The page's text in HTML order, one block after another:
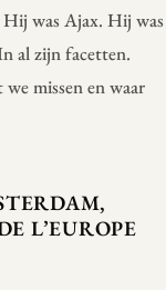
Hij was Ajax. Hij was
al zijn facetten.
missen en waar
L’EUROPE